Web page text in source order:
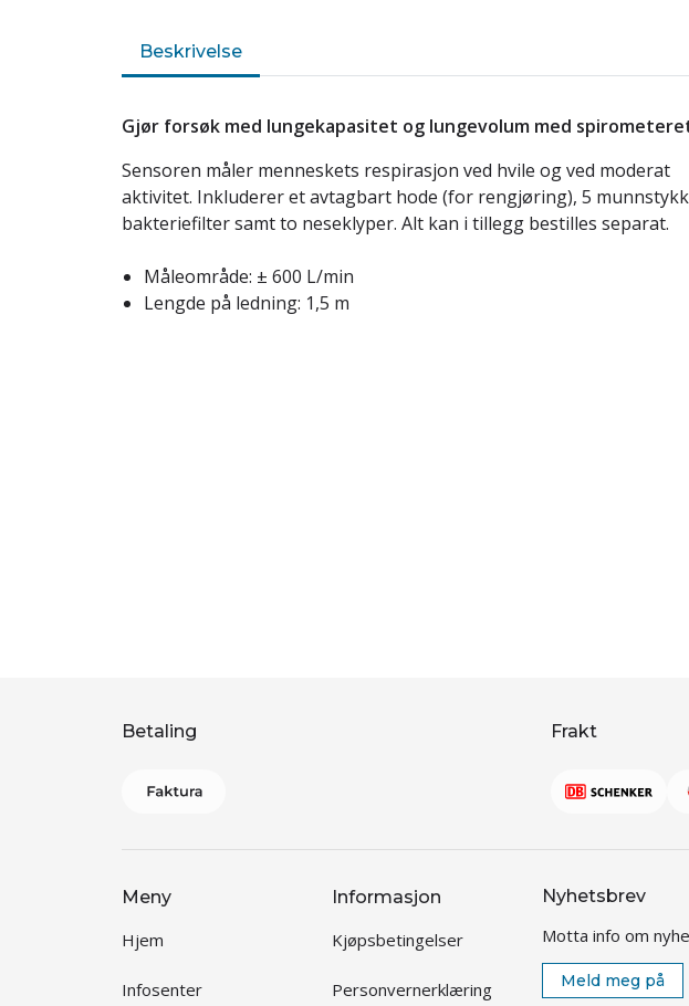
Beskrivelse
Gjør forsøk med lungekapasitet og lungevolum med
Sensoren måler menneskets respirasjon ved hvile og ved moderat
aktivitet. Inkluderer et avtagbart hode (for rengjøring), 5
bakteriefilter samt to neseklyper. Alt kan i tillegg bestilles separat.
Måleområde: ± 600 L/min
Lengde på ledning: 1,5 m
Betaling Frakt
Meny
Hjem
Infosenter
Informasjon
Kjøpsbetingelser
Personvernerklæring
Nyhetsbrev
Motta info om
Meld meg på